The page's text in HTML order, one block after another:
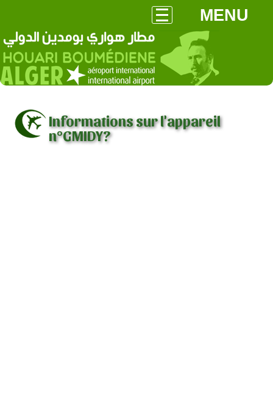
MENU
Informations sur l'appareil
n°GMIDY?